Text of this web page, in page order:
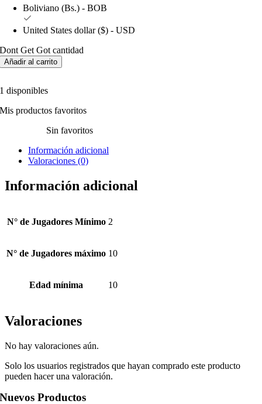
Boliviano (Bs.) - BOB
United States dollar ($) - USD
Dont Get Got cantidad
Añadir al carrito
1 disponibles
Mis productos favoritos
Sin favoritos
Información adicional
Valoraciones (0)
Información adicional
N° de Jugadores Mínimo 2
N° de Jugadores máximo 10
Edad mínima 10
Valoraciones
No hay valoraciones aún.
Solo los usuarios registrados que hayan comprado este producto
pueden hacer una valoración.
Nuevos Productos